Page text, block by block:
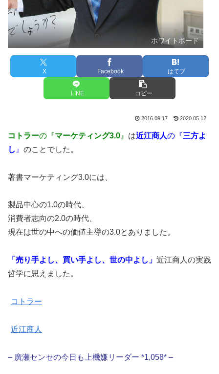
ホワイトボード
X Facebook はてブ
LINE コピー
2016.09.17 2020.05.12
コトラーの『マーケティング3.0 』 は近江商人の『三方よ
し 』 のことでした。
著書マーケティング3.0には、
製品中心の1.0の時代、
消費者志向の2.0の時代、
現在は世の中への価値主導の3.0とありました。
「売り手よし、買い手よし、世の中よし」 近江商人の実践
哲学に思えました。
コトラー
近江商人
– 廣瀬センセの今日も上機嫌リーダー *1,058* –